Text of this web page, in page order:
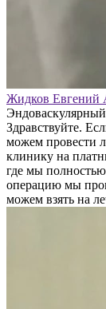
Жидков Евгений
Здравствуйте.
можем провести
клинику на
где мы
операцию мы
можем взять на